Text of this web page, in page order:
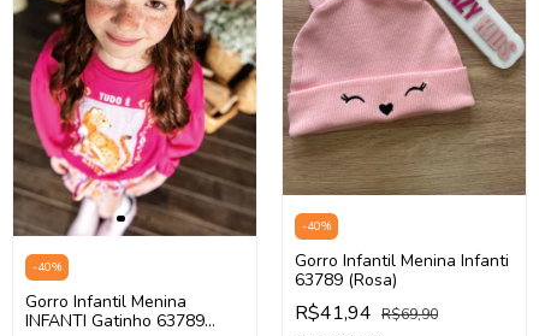
-40%
Gorro Infantil Menina
INFANTI Gatinho 63789
-40%
Gorro Infantil Menina Infanti
63789 (Rosa)
R$41,94 R$69,90